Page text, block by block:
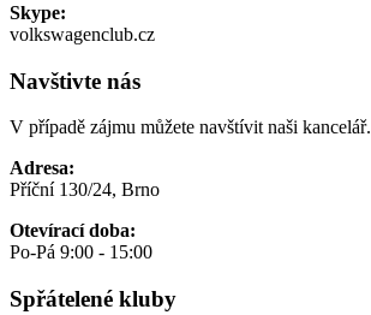
Skype:
volkswagenclub.cz
Navštivte nás
V případě zájmu můžete navštívit naši kancelář.
Adresa:
Příční 130/24, Brno
Otevírací doba:
Po-Pá 9:00 - 15:00
Spřátelené kluby